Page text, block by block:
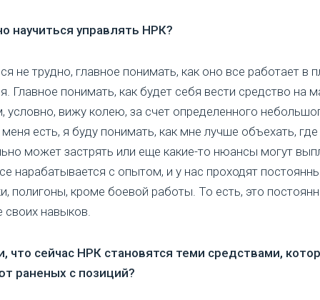
научиться управлять НРК?
не трудно, главное понимать, как оно все работает в
Главное понимать, как будет себя вести средство на
условно, вижу колею, за счет определенного
есть, я буду понимать, как мне лучше объехать,
может застрять или еще какие-то нюансы могут
нарабатывается с опытом, и у нас проходят
полигоны, кроме боевой работы. То есть, это
своих навыков.
что сейчас НРК становятся теми средствами,
раненых с позиций?